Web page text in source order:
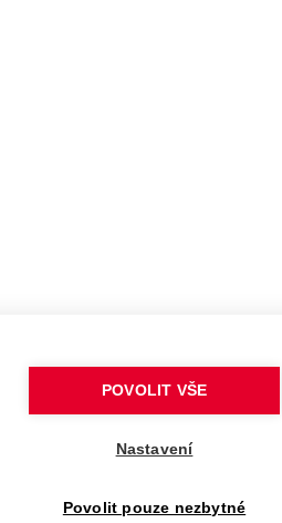
POVOLIT VŠE
Nastavení
Povolit pouze nezbytné